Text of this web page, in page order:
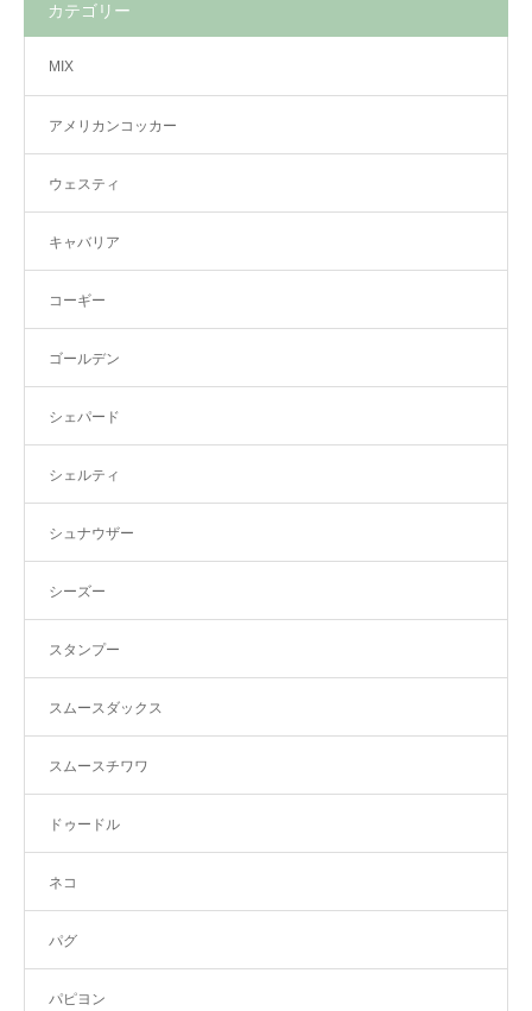
カテゴリー
MIX
アメリカンコッカー
ウェスティ
キャバリア
コーギー
ゴールデン
シェパード
シェルティ
シュナウザー
シーズー
スタンプー
スムースダックス
スムースチワワ
ドゥードル
ネコ
パグ
パピヨン